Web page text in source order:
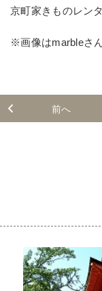
京町家きものレン
※画像はmarbleさ
前へ